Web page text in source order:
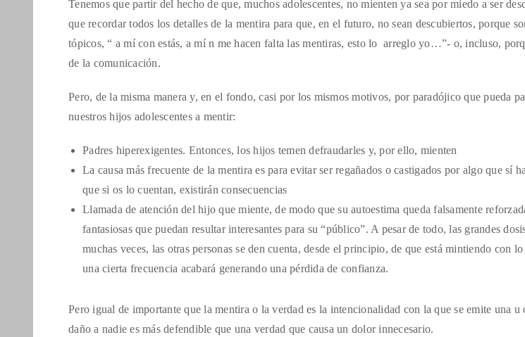
Tenemos que partir del hecho de que, muchos adolescentes, no mienten ya sea por miedo a ser
que recordar todos los detalles de la mentira para que, en el futuro, no sean descubiertos, porque
tópicos, “ a mí con estás, a mí n me hacen falta las mentiras, esto lo arreglo yo…”- o, incluso,
de la comunicación.
Pero, de la misma manera y, en el fondo, casi por los mismos motivos, por paradójico que pueda
nuestros hijos adolescentes a mentir:
Padres hiperexigentes. Entonces, los hijos temen defraudarles y, por ello, mienten
La causa más frecuente de la mentira es para evitar ser regañados o castigados por algo que sí
que si os lo cuentan, existirán consecuencias
Llamada de atención del hijo que miente, de modo que su autoestima queda falsamente
fantasiosas que puedan resultar interesantes para su “público”. A pesar de todo, las grandes
muchas veces, las otras personas se den cuenta, desde el principio, de que está mintiendo con
una cierta frecuencia acabará generando una pérdida de confianza.
Pero igual de importante que la mentira o la verdad es la intencionalidad con la que se emite una
daño a nadie es más defendible que una verdad que causa un dolor innecesario.